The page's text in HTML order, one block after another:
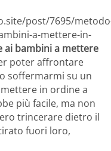
post/7695/
a-mettere-in-
ai bambini a mettere
poter affrontare
soffermarmi su un
in ordine a
più facile, ma non
trincerare dietro il
fuori loro,